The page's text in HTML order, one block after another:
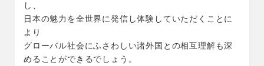
し、
日本の魅力を全世界に発信し体験していただくことに
より
グローバル社会にふさわしい諸外国との相互理解も深
めることができるでしょう。